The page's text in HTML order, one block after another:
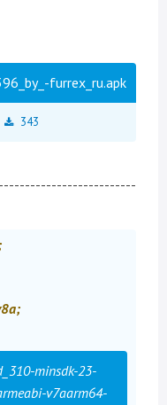
furrex_ru.apk
343
minsdk-23-
v7aarm64-